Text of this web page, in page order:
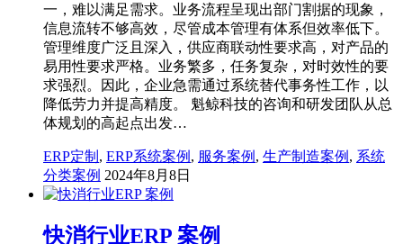
一，难以满足需求。业务流程呈现出部门割据的现象，
信息流转不够高效，尽管成本管理有体系但效率低下。
管理维度广泛且深入，供应商联动性要求高，对产品的
易用性要求严格。业务繁多，任务复杂，对时效性的要
求强烈。因此，企业急需通过系统替代事务性工作，以
降低劳力并提高精度。 魁鲸科技的咨询和研发团队从总
体规划的高起点出发…
ERP定制 , ERP系统案例 , 服务案例 , 生产制造案例 , 系统
分类案例 2024年8月8日
快消行业ERP 案例